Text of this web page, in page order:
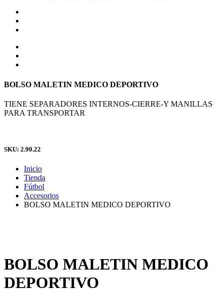
BOLSO MALETIN MEDICO DEPORTIVO
TIENE SEPARADORES INTERNOS-CIERRE-Y MANILLAS
PARA TRANSPORTAR
SKU: 2.90.22
Inicio
Tienda
Fútbol
Accesorios
BOLSO MALETIN MEDICO DEPORTIVO
BOLSO MALETIN MEDICO
DEPORTIVO